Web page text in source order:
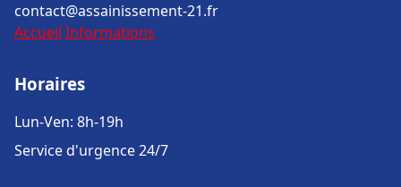
contact@assainissement-21.fr
Accueil Informations
Horaires
Lun-Ven: 8h-19h
Service d'urgence 24/7